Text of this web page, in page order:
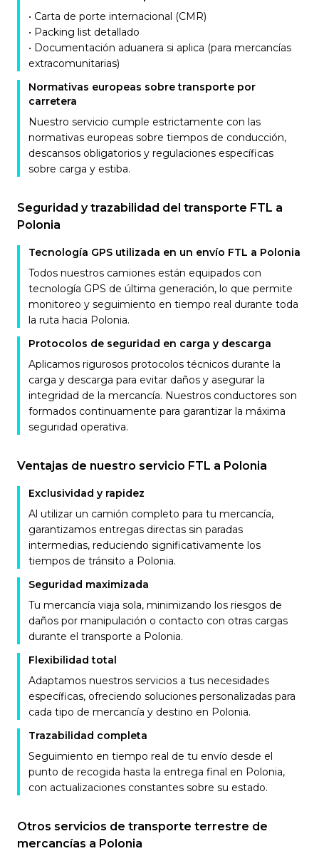
• Carta de porte internacional (CMR)
• Packing list detallado
• Documentación aduanera si aplica (para mercancías
extracomunitarias)
Normativas europeas sobre transporte por
carretera
Nuestro servicio cumple estrictamente con las
normativas europeas sobre tiempos de conducción,
descansos obligatorios y regulaciones específicas
sobre carga y estiba.
Seguridad y trazabilidad del transporte FTL a
Polonia
Tecnología GPS utilizada en un envío FTL a Polonia
Todos nuestros camiones están equipados con
tecnología GPS de última generación, lo que permite
monitoreo y seguimiento en tiempo real durante toda
la ruta hacia Polonia.
Protocolos de seguridad en carga y descarga
Aplicamos rigurosos protocolos técnicos durante la
carga y descarga para evitar daños y asegurar la
integridad de la mercancía. Nuestros conductores son
formados continuamente para garantizar la máxima
seguridad operativa.
Ventajas de nuestro servicio FTL a Polonia
Exclusividad y rapidez
Al utilizar un camión completo para tu mercancía,
garantizamos entregas directas sin paradas
intermedias, reduciendo significativamente los
tiempos de tránsito a Polonia.
Seguridad maximizada
Tu mercancía viaja sola, minimizando los riesgos de
daños por manipulación o contacto con otras cargas
durante el transporte a Polonia.
Flexibilidad total
Adaptamos nuestros servicios a tus necesidades
específicas, ofreciendo soluciones personalizadas para
cada tipo de mercancía y destino en Polonia.
Trazabilidad completa
Seguimiento en tiempo real de tu envío desde el
punto de recogida hasta la entrega final en Polonia,
con actualizaciones constantes sobre su estado.
Otros servicios de transporte terrestre de
mercancías a Polonia